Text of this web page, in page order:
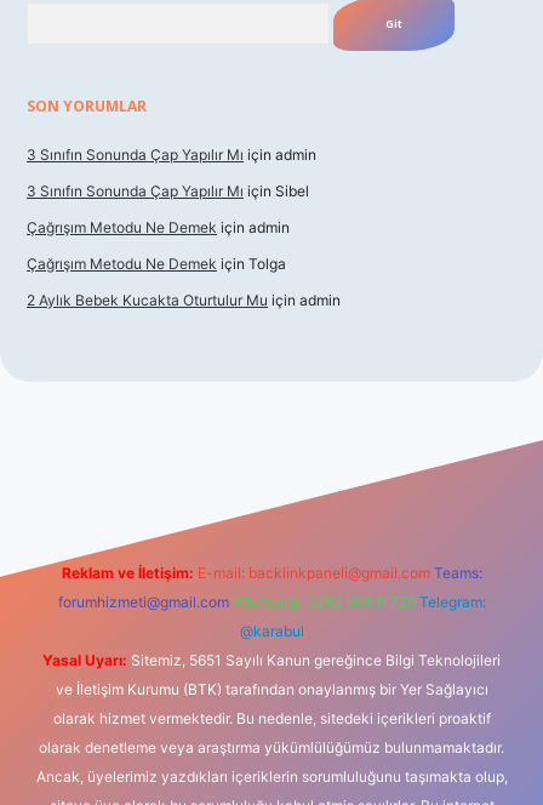
SON YORUMLAR
3 Sınıfın Sonunda Çap Yapılır Mı için admin
3 Sınıfın Sonunda Çap Yapılır Mı için Sibel
Çağrışım Metodu Ne Demek için admin
Çağrışım Metodu Ne Demek için Tolga
2 Aylık Bebek Kucakta Oturtulur Mu için admin
Reklam ve İletişim: E-mail: backlinkpaneli@gmail.com Teams:
forumhizmeti@gmail.com Whatsapp: 0262 606 0 726 Telegram:
@karabul
Yasal Uyarı: Sitemiz, 5651 Sayılı Kanun gereğince Bilgi Teknolojileri
ve İletişim Kurumu (BTK) tarafından onaylanmış bir Yer Sağlayıcı
olarak hizmet vermektedir. Bu nedenle, sitedeki içerikleri proaktif
olarak denetleme veya araştırma yükümlülüğümüz bulunmamaktadır.
Ancak, üyelerimiz yazdıkları içeriklerin sorumluluğunu taşımakta olup,